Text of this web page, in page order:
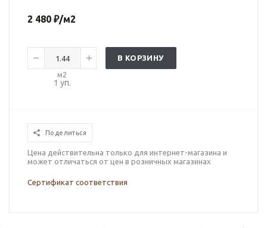
2 480 ₽/м2
м2
1 уп.
В КОРЗИНУ
Поделиться
Цена действительна только для интернет-магазина и
может отличаться от цен в розничных магазинах
Сертификат соответствия